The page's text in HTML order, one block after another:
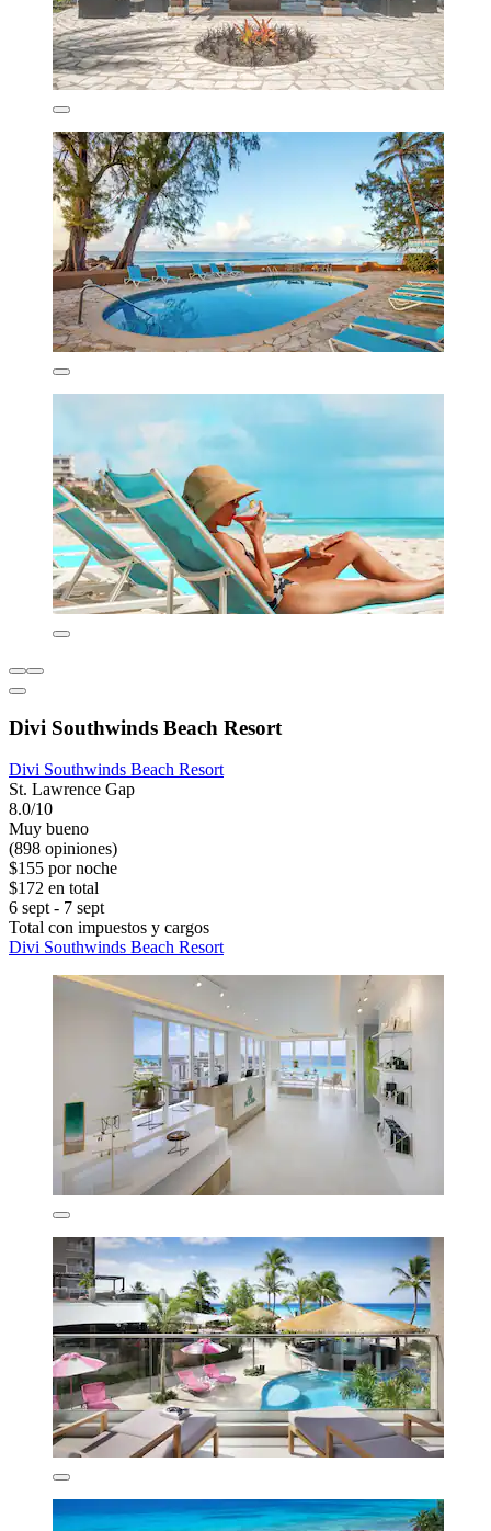
Divi Southwinds Beach Resort
Divi Southwinds Beach Resort
St. Lawrence Gap
8.0/10
Muy bueno
(898 opiniones)
$155 por noche
$172 en total
6 sept - 7 sept
Total con impuestos y cargos
Divi Southwinds Beach Resort